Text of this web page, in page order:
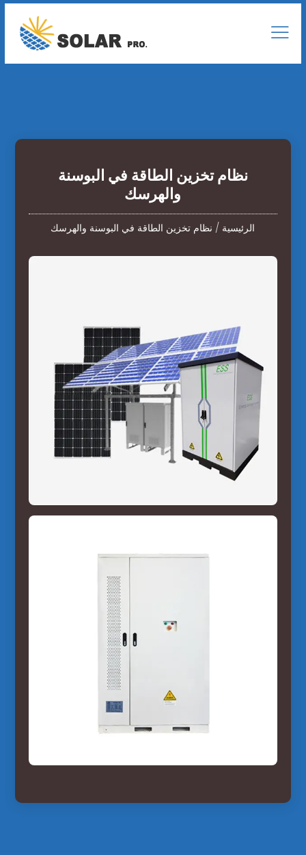
نظام تخزين الطاقة في البوسنة
والهرسك
الرئيسية / نظام تخزين الطاقة في البوسنة والهرسك